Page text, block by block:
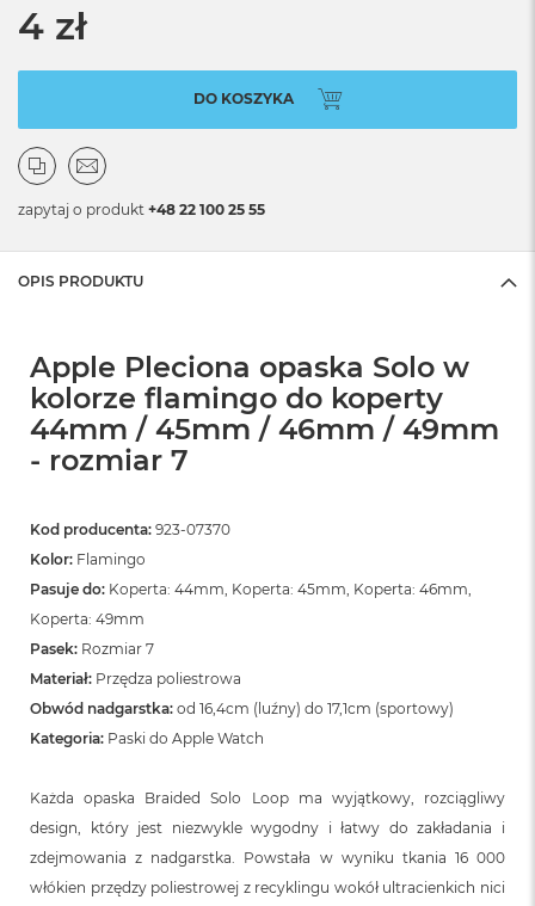
4 zł
DO KOSZYKA
zapytaj o produkt +48 22 100 25 55
OPIS PRODUKTU
Apple Pleciona opaska Solo w
kolorze flamingo do koperty
44mm / 45mm / 46mm / 49mm
- rozmiar 7
Kod producenta: 923-07370
Kolor: Flamingo
Pasuje do: Koperta: 44mm, Koperta: 45mm, Koperta: 46mm,
Koperta: 49mm
Pasek: Rozmiar 7
Materiał: Przędza poliestrowa
Obwód nadgarstka: od 16,4cm (luźny) do 17,1cm (sportowy)
Kategoria: Paski do Apple Watch
Każda opaska Braided Solo Loop ma wyjątkowy, rozciągliwy
design, który jest niezwykle wygodny i łatwy do zakładania i
zdejmowania z nadgarstka. Powstała w wyniku tkania 16 000
włókien przędzy poliestrowej z recyklingu wokół ultracienkich nici